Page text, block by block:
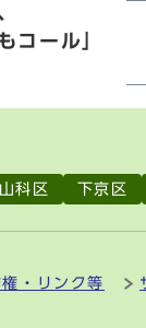
コール」
山科区 下京区
・リンク等